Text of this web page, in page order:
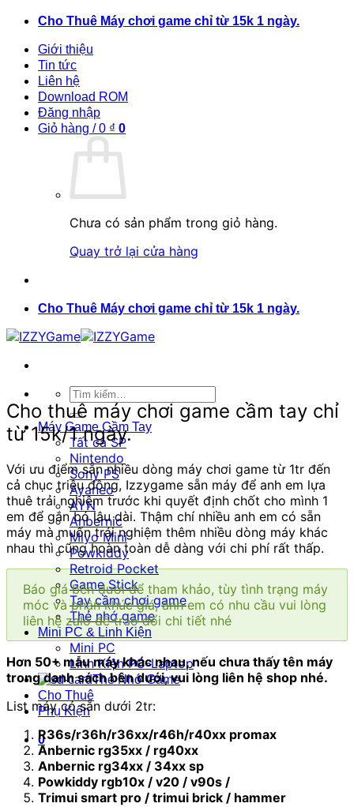
dung
Cho Thuê Máy chơi game chỉ từ 15k 1 ngày.
Giới thiệu
Tin tức
Liên hệ
Download ROM
Đăng nhập
Giỏ hàng /0 ₫ 0
Chưa có sản phẩm trong giỏ hàng.
Quay trở lại cửa hàng
Cho Thuê Máy chơi game chỉ từ 15k 1 ngày.
Tìm
kiếm:
Máy Game Cầm Tay
Tất cả SP
Nintendo
Sony PS
Ayaneo
AYN
Anbernic
Miyo Mini
Powkiddy
Retroid Pocket
Game Stick
Tay cầm chơi game
Thẻ nhớ game
Mini PC & Linh Kiện
Mini PC
Linh Kiện PC-Laptop
Thẻ Nhớ Game
Cho Thuê
Phụ Kiện
0
Cho thuê máy chơi game cầm tay chỉ
từ 15k/1 ngày.
Với ưu điểm sẵn nhiều dòng máy chơi game từ 1tr đến
cả chục triệu đồng, Izzygame sẵn máy để anh em lựa
thuê trải nghiệm trước khi quyết định chốt cho mình 1
em để gắn bó lâu dài. Thậm chí nhiều anh em có sẵn
máy mà muốn trải nghiệm thêm nhiều dòng máy khác
nhau thì cũng hoàn toàn dễ dàng với chi phí rất thấp.
Báo giá bên dưới để tham khảo, tùy tình trạng máy
móc và phân khúc giá, anh em có nhu cầu vui lòng
liên hệ zalo để trao đổi chi tiết nhé
Hơn 50+ mẫu máy khác nhau, nếu chưa thấy tên máy
trong danh sách bên dưới, vui lòng liên hệ shop nhé.
List máy có sẵn dưới 2tr:
R36s/r36h/r36xx/r46h/r40xx promax
Anbernic rg35xx / rg40xx
Anbernic rg34xx / 34xx sp
Powkiddy rgb10x / v20 / v90s /
Trimui smart pro / trimui brick / hammer